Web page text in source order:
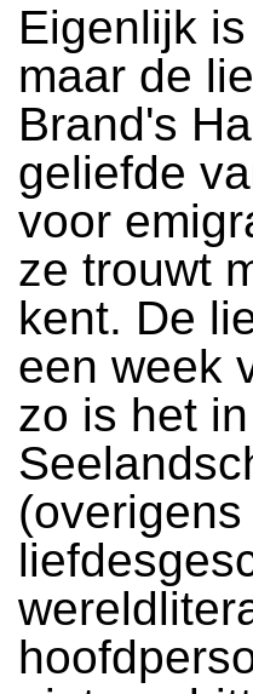
Eigenlijk
maar de
Brand's
geliefde
voor
ze trouwt
kent. De
een week
zo is het